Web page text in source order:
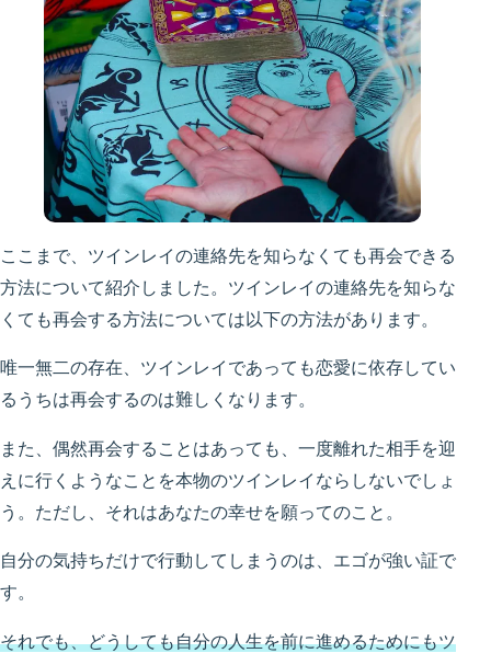
ここまで、ツインレイの連絡先を知らなくても再会できる
方法について紹介しました。ツインレイの連絡先を知らな
くても再会する方法については以下の方法があります。
唯一無二の存在、ツインレイであっても恋愛に依存してい
るうちは再会するのは難しくなります。
また、偶然再会することはあっても、一度離れた相手を迎
えに行くようなことを本物のツインレイならしないでしょ
う。ただし、それはあなたの幸せを願ってのこと。
自分の気持ちだけで行動してしまうのは、エゴが強い証で
す。
それでも、どうしても自分の人生を前に進めるためにもツ